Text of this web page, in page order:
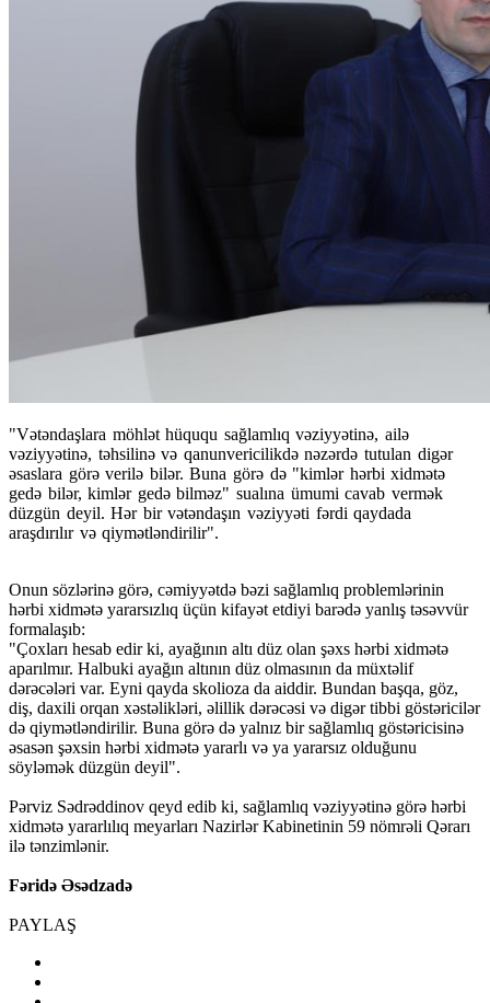
"Vətəndaşlara möhlət hüququ sağlamlıq vəziyyətinə, ailə
vəziyyətinə, təhsilinə və qanunvericilikdə nəzərdə tutulan digər
əsaslara görə verilə bilər. Buna görə də "kimlər hərbi xidmətə
gedə bilər, kimlər gedə bilməz" sualına ümumi cavab vermək
düzgün deyil. Hər bir vətəndaşın vəziyyəti fərdi qaydada
araşdırılır və qiymətləndirilir".
Onun sözlərinə görə, cəmiyyətdə bəzi sağlamlıq problemlərinin
hərbi xidmətə yararsızlıq üçün kifayət etdiyi barədə yanlış təsəvvür
formalaşıb:
"Çoxları hesab edir ki, ayağının altı düz olan şəxs hərbi xidmətə
aparılmır. Halbuki ayağın altının düz olmasının da müxtəlif
dərəcələri var. Eyni qayda skolioza da aiddir. Bundan başqa, göz,
diş, daxili orqan xəstəlikləri, əlillik dərəcəsi və digər tibbi göstəricilər
də qiymətləndirilir. Buna görə də yalnız bir sağlamlıq göstəricisinə
əsasən şəxsin hərbi xidmətə yararlı və ya yararsız olduğunu
söyləmək düzgün deyil".
Pərviz Sədrəddinov qeyd edib ki, sağlamlıq vəziyyətinə görə hərbi
xidmətə yararlılıq meyarları Nazirlər Kabinetinin 59 nömrəli Qərarı
ilə tənzimlənir.
Fəridə Əsədzadə
PAYLAŞ